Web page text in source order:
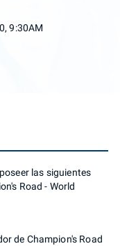
9:30AM
las siguientes
Road - World
de Champion's Road